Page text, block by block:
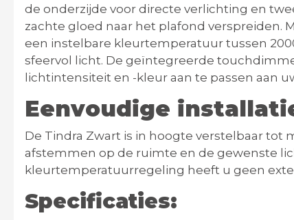
de onderzijde voor directe verlichting en
zachte gloed naar het plafond verspreiden.
een instelbare kleurtemperatuur tussen
sfeervol licht. De geïntegreerde
lichtintensiteit en -kleur aan te passen aan
Eenvoudige
De Tindra Zwart is in hoogte verstelbaar tot
afstemmen op de ruimte en de gewenste
kleurtemperatuurregeling heeft u geen
Specificaties: